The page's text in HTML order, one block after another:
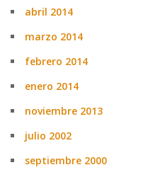
abril 2014
marzo 2014
febrero 2014
enero 2014
noviembre 2013
julio 2002
septiembre 2000